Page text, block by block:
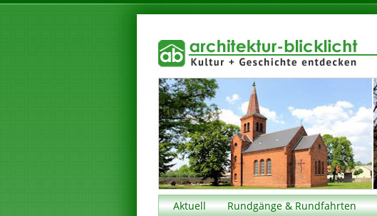
Aktuell Rundgänge & Rundfahrten